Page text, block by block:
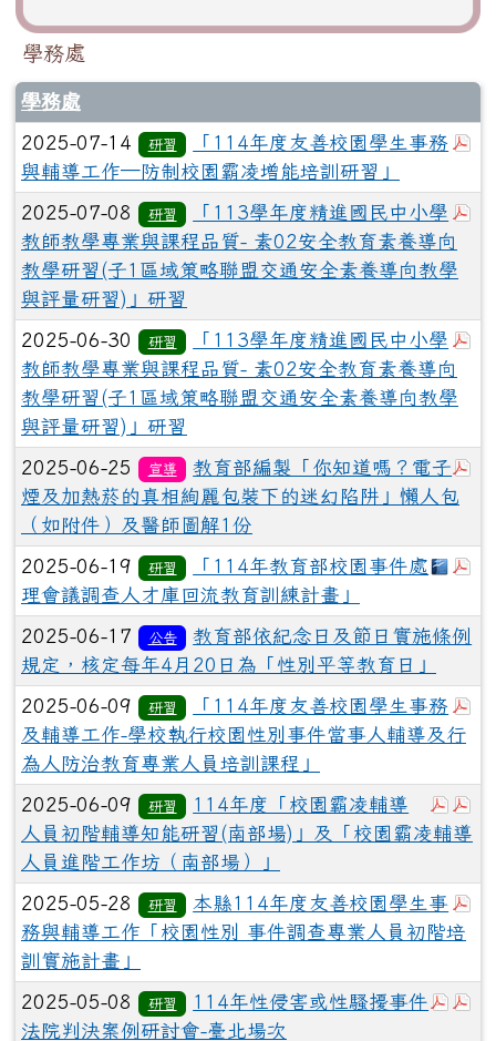
學務處
學務處
2025-07-14 研習
「114年度友善校園學生事務
與輔導工作─防制校園霸凌增能培訓研習」
2025-07-08 研習
「113學年度精進國民中小學
教師教學專業與課程品質- 素02安全教育素養導向
教學研習(子1區域策略聯盟交通安全素養導向教學
與評量研習)」研習
2025-06-30 研習
「113學年度精進國民中小學
教師教學專業與課程品質- 素02安全教育素養導向
教學研習(子1區域策略聯盟交通安全素養導向教學
與評量研習)」研習
2025-06-25 宣導
教育部編製「你知道嗎？電子
煙及加熱菸的真相絢麗包裝下的迷幻陷阱」懶人包
（如附件）及醫師圖解1份
下
2025-06-19 研習
「114年教育部校園事件處
理會議調查人才庫回流教育訓練計畫」
2025-06-17 公告
教育部依紀念日及節日實施條例
規定，核定每年4月20日為「性別平等教育日」
2025-06-09 研習
「114年度友善校園學生事務
及輔導工作-學校執行校園性別事件當事人輔導及行
為人防治教育專業人員培訓課程」
於
2025-06-09 研習
114年度「校園霸凌輔導
人員初階輔導知能研習(南部場)」及「校園霸凌輔導
人員進階工作坊（南部場）」
2025-05-28 研習
本縣114年度友善校園學生事
務與輔導工作「校園性別 事件調查專業人員初階培
訓實施計畫」
於
2025-05-08 研習
114年性侵害或性騷擾事件
法院判決案例研討會-臺北場次